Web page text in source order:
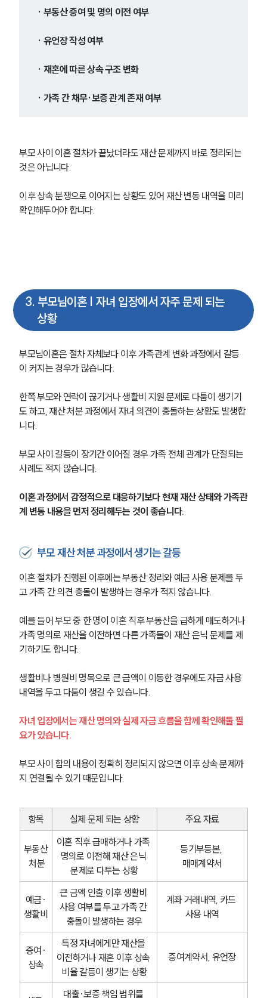
부소개
대륜의 강점
오시는 길
글로벌 파트너 로펌
AI대륜
이혼 주요 업무사례
사례분석/최신동향
이혼 법률정보
법률지식인
이혼소송·상담후기
업무분야
업무
전체
이혼 양육비계산기
상간자위자료계산기
· 부동산 증여 및 명의 이전 여부
· 유언장 작성 여부
· 재혼에 따른 상속 구조 변화
· 가족 간 채무·보증 관계 존재 여부
부모 사이 이혼 절차가 끝났더라도 재산 문제까지 바로 정리되는
것은 아닙니다.
이후 상속 분쟁으로 이어지는 상황도 있어 재산 변동 내역을 미리
확인해두어야 합니다.
3. 부모님이혼 | 자녀 입장에서 자주 문제 되는
상황
부모님이혼은 절차 자체보다 이후 가족관계 변화 과정에서 갈등
이 커지는 경우가 많습니다.
한쪽 부모와 연락이 끊기거나 생활비 지원 문제로 다툼이 생기기
도 하고, 재산 처분 과정에서 자녀 의견이 충돌하는 상황도 발생합
니다.
부모 사이 갈등이 장기간 이어질 경우 가족 전체 관계가 단절되는
사례도 적지 않습니다.
이혼 과정에서 감정적으로 대응하기보다 현재 재산 상태와 가족관
계 변동 내용을 먼저 정리해두는 것이 좋습니다.
부모 재산 처분 과정에서 생기는 갈등
이혼 절차가 진행된 이후에는 부동산 정리와 예금 사용 문제를 두
고 가족 간 의견 충돌이 발생하는 경우가 적지 않습니다.
예를 들어 부모 중 한 명이 이혼 직후 부동산을 급하게 매도하거나
가족 명의로 재산을 이전하면 다른 가족들이 재산 은닉 문제를 제
기하기도 합니다.
생활비나 병원비 명목으로 큰 금액이 이동한 경우에도 자금 사용
내역을 두고 다툼이 생길 수 있습니다.
자녀 입장에서는 재산 명의와 실제 자금 흐름을 함께 확인해둘 필
요가 있습니다.
부모 사이 합의 내용이 정확히 정리되지 않으면 이후 상속 문제까
지 연결될 수 있기 때문입니다.
항목 실제 문제 되는 상황 주요 자료
부동산
처분
이혼 직후 급매하거나 가족
명의로 이전해 재산 은닉
문제로 다투는 상황
등기부등본,
매매계약서
예금·
생활비
큰 금액 인출 이후 생활비
사용 여부를 두고 가족 간
충돌이 발생하는 경우
계좌 거래내역, 카드
사용 내역
증여·
상속
특정 자녀에게만 재산을
이전하거나 재혼 이후 상속
비율 갈등이 생기는 상황
증여계약서, 유언장
대출·보증 책임 범위를